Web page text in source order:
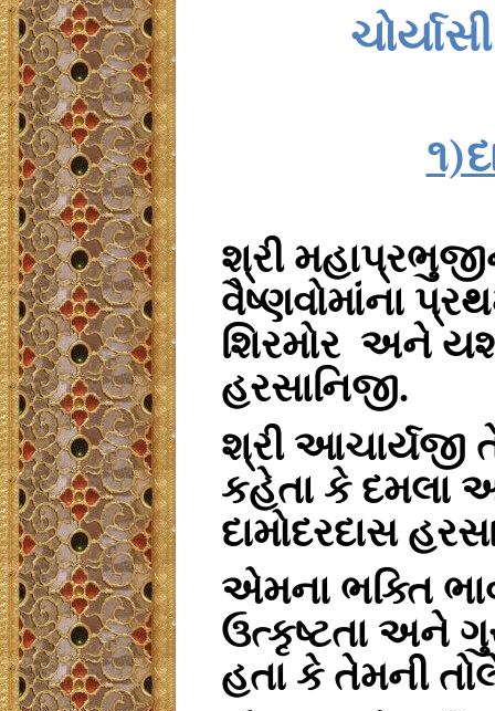
ચોર્યાસી
શ્રી
વૈષ્ણવોમાંના
શિરમોર અને
હરસાનિજી.
શ્રી આચાર્યજી
કહેતા કે દમલા આ
દામોદરદાસ
એમના ભક્તિ
ઉત્કૃષ્ટતા અને
હતા કે તેમની